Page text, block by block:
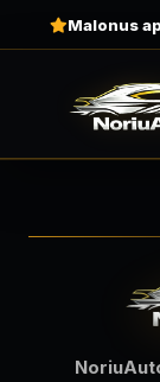
Malonus